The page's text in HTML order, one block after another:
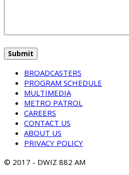
BROADCASTERS
PROGRAM SCHEDULE
MULTIMEDIA
METRO PATROL
CAREERS
CONTACT US
ABOUT US
PRIVACY POLICY
© 2017 - DWIZ 882 AM